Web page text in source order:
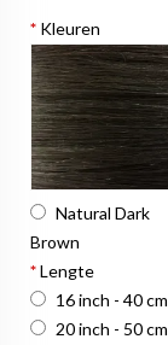
* Kleuren
Natural Dark
Brown
*Lengte
16 inch - 40 cm
20 inch - 50 cm